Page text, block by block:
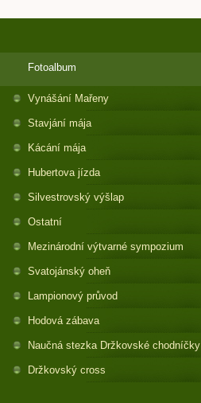
Fotoalbum
Vynášání Mařeny
Stavjání mája
Kácání mája
Hubertova jízda
Silvestrovský výšlap
Ostatní
Mezinárodní výtvarné sympozium
Svatojánský oheň
Lampionový průvod
Hodová zábava
Naučná stezka Držkovské chodníčky
Držkovský cross